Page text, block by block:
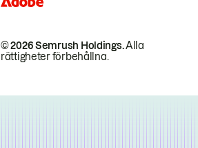
© 2026 Semrush Holdings.Alla
rättigheter förbehållna.